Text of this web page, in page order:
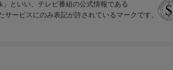
」といい、テレビ番組の公式情報である
サービスにのみ表記が許されているマークです。